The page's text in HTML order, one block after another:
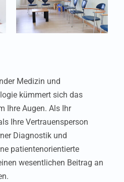
Medizin und
kümmert sich das
Ihre Augen. Als Ihr
Ihre Vertrauensperson
Diagnostik und
patientenorientierte
wesentlichen Beitrag an